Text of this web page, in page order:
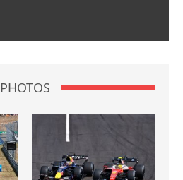
PHOTOS